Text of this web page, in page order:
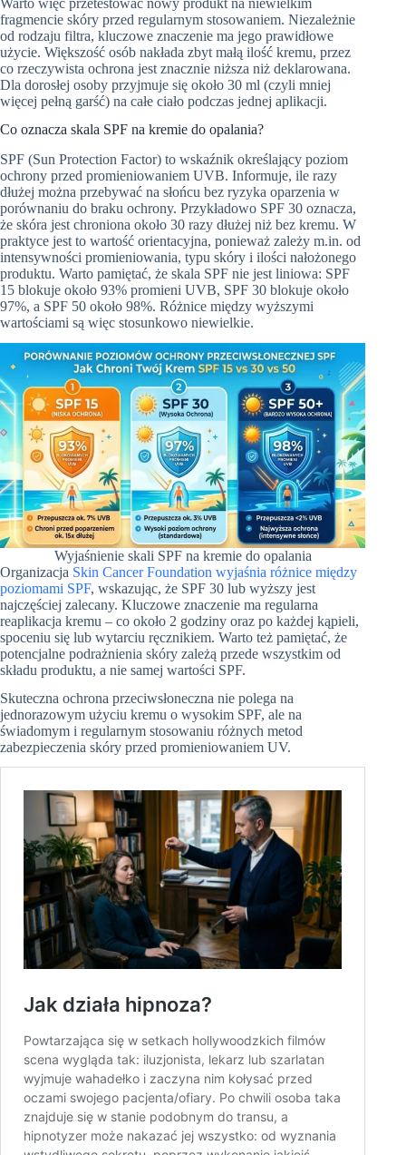
Warto więc przetestować nowy produkt na niewielkim
fragmencie skóry przed regularnym stosowaniem. Niezależnie
od rodzaju filtra, kluczowe znaczenie ma jego prawidłowe
użycie. Większość osób nakłada zbyt małą ilość kremu, przez
co rzeczywista ochrona jest znacznie niższa niż deklarowana.
Dla dorosłej osoby przyjmuje się około 30 ml (czyli mniej
więcej pełną garść) na całe ciało podczas jednej aplikacji.
Co oznacza skala SPF na kremie do opalania?
SPF (Sun Protection Factor) to wskaźnik określający poziom
ochrony przed promieniowaniem UVB. Informuje, ile razy
dłużej można przebywać na słońcu bez ryzyka oparzenia w
porównaniu do braku ochrony. Przykładowo SPF 30 oznacza,
że skóra jest chroniona około 30 razy dłużej niż bez kremu. W
praktyce jest to wartość orientacyjna, ponieważ zależy m.in. od
intensywności promieniowania, typu skóry i ilości nałożonego
produktu. Warto pamiętać, że skala SPF nie jest liniowa: SPF
15 blokuje około 93% promieni UVB, SPF 30 blokuje około
97%, a SPF 50 około 98%. Różnice między wyższymi
wartościami są więc stosunkowo niewielkie.
Wyjaśnienie skali SPF na kremie do opalania
Organizacja Skin Cancer Foundation wyjaśnia różnice między
poziomami SPF, wskazując, że SPF 30 lub wyższy jest
najczęściej zalecany. Kluczowe znaczenie ma regularna
reaplikacja kremu – co około 2 godziny oraz po każdej kąpieli,
spoceniu się lub wytarciu ręcznikiem. Warto też pamiętać, że
potencjalne podrażnienia skóry zależą przede wszystkim od
składu produktu, a nie samej wartości SPF.
Skuteczna ochrona przeciwsłoneczna nie polega na
jednorazowym użyciu kremu o wysokim SPF, ale na
świadomym i regularnym stosowaniu różnych metod
zabezpieczenia skóry przed promieniowaniem UV.